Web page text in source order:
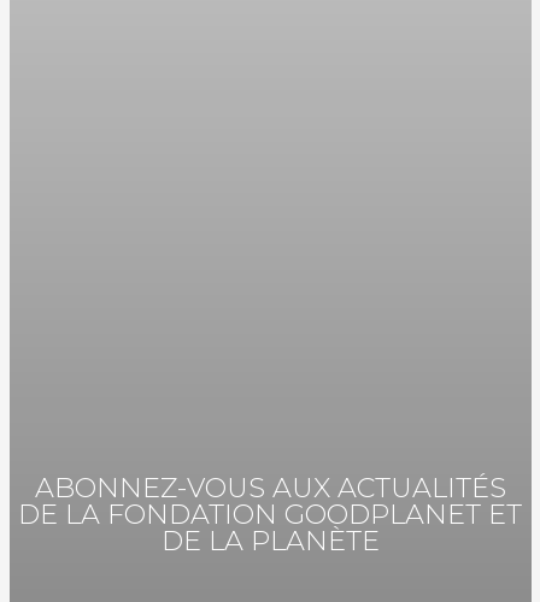
ABONNEZ-VOUS AUX ACTUALITÉS
DE LA FONDATION GOODPLANET ET
DE LA PLANÈTE